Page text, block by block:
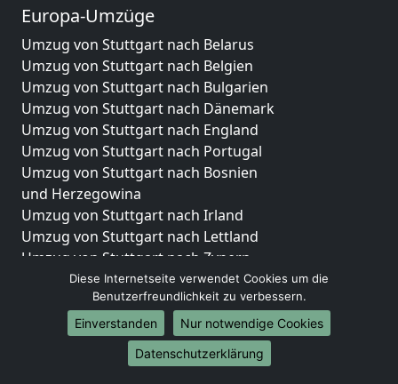
Europa-Umzüge
Umzug von Stuttgart nach Belarus
Umzug von Stuttgart nach Belgien
Umzug von Stuttgart nach Bulgarien
Umzug von Stuttgart nach Dänemark
Umzug von Stuttgart nach England
Umzug von Stuttgart nach Portugal
Umzug von Stuttgart nach Bosnien
und Herzegowina
Umzug von Stuttgart nach Irland
Umzug von Stuttgart nach Lettland
Umzug von Stuttgart nach Zypern
Umzug von Stuttgart nach Kroatien
Umzug von Stuttgart nach Estland
Umzug von Stuttgart nach Finnland
Umzug von Stuttgart nach Frankreich
Umzug von Stuttgart nach Griechenland
Diese Internetseite verwendet Cookies um die
Benutzerfreundlichkeit zu verbessern.
Einverstanden
Nur notwendige Cookies
Datenschutzerklärung